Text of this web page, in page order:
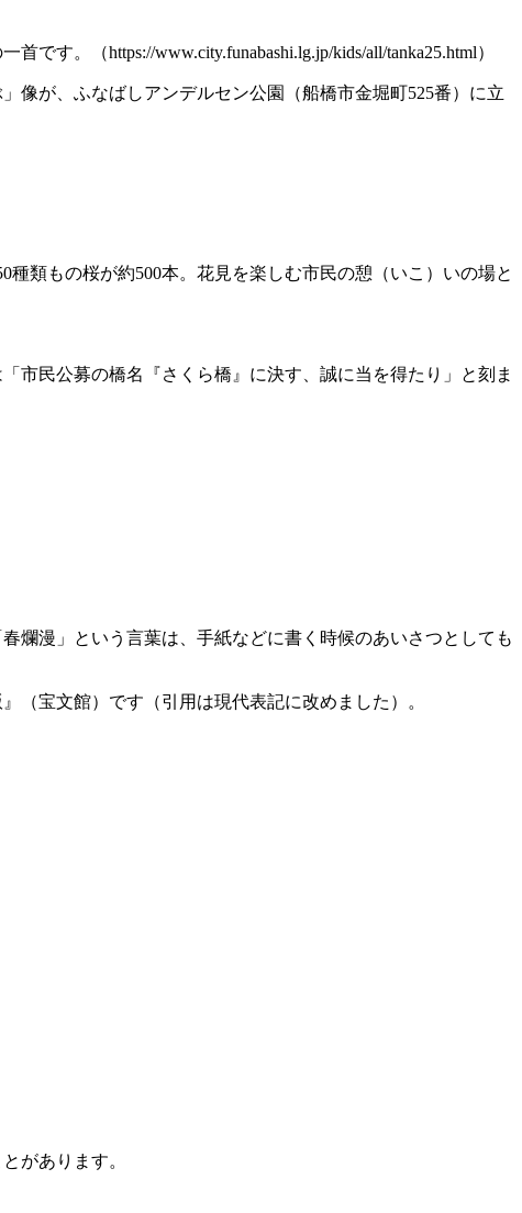
す。（https://www.city.funabashi.lg.jp/kids/all/tanka25.html）
像が、ふなばしアンデルセン公園（船橋市金堀町525番）に立
類もの桜が約500本。花見を楽しむ市民の憩（いこ）いの場と
市民公募の橋名『さくら橋』に決す、誠に当を得たり」と刻ま
爛漫」という言葉は、手紙などに書く時候のあいさつとしても
宝文館）です（引用は現代表記に改めました）。
があります。